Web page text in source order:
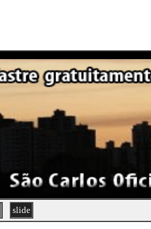
slide